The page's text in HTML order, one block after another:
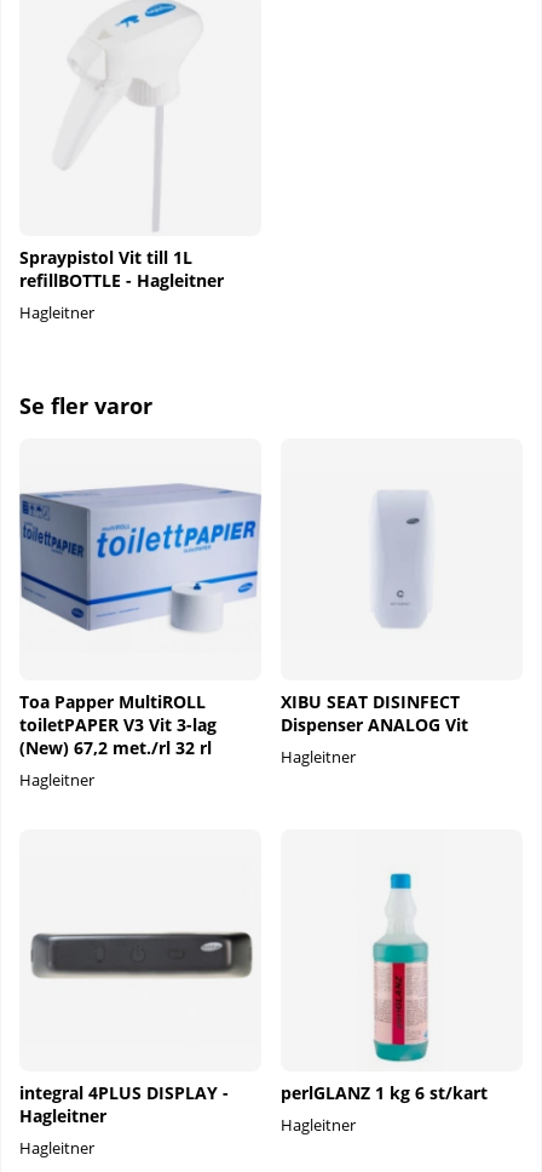
Spraypistol Vit till 1L
refillBOTTLE - Hagleitner
Hagleitner
Se fler varor
Toa Papper MultiROLL
toiletPAPER V3 Vit 3-lag
(New) 67,2 met./rl 32 rl
Hagleitner
XIBU SEAT DISINFECT
Dispenser ANALOG Vit
Hagleitner
integral 4PLUS DISPLAY -
Hagleitner
Hagleitner
perlGLANZ 1 kg 6 st/kart
Hagleitner